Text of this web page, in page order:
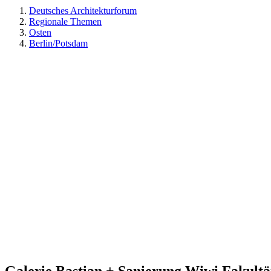
Deutsches Architekturforum
Regionale Themen
Osten
Berlin/Potsdam